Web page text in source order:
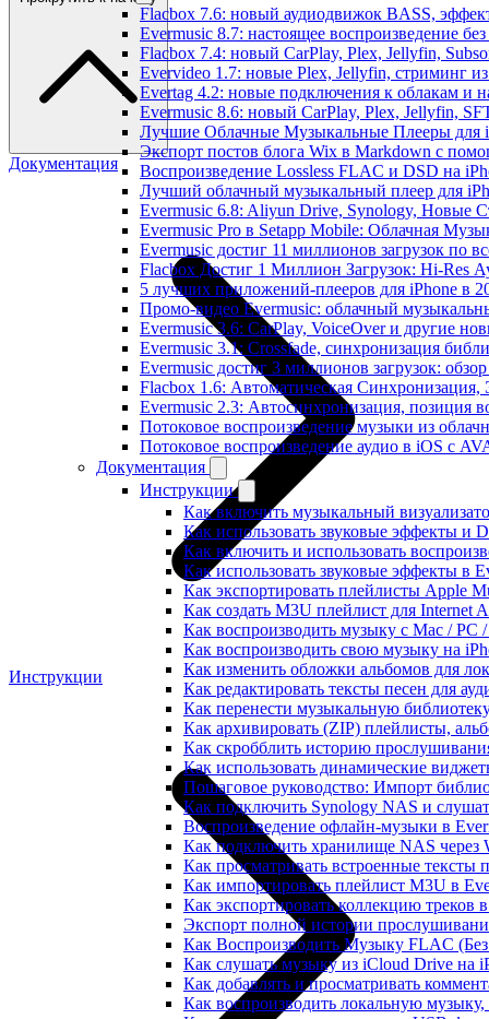
Flacbox 7.6: новый аудиодвижок BASS,
Evermusic 8.7: настоящее воспроизведение
Flacbox 7.4: новый CarPlay, Plex, Jellyfin,
Evervideo 1.7: новые Plex, Jellyfin, стриминг
Evertag 4.2: новые подключения к облакам и
Evermusic 8.6: новый CarPlay, Plex, Jellyfin,
Лучшие Облачные Музыкальные Плееры для
Экспорт постов блога Wix в Markdown с
Воспроизведение Lossless FLAC и DSD на
Лучший облачный музыкальный плеер для
Evermusic 6.8: Aliyun Drive, Synology, Новые
Evermusic Pro в Setapp Mobile: Облачная
Evermusic достиг 11 миллионов загрузок по
Flacbox Достиг 1 Миллион Загрузок: Hi-Res
5 лучших приложений-плееров для iPhone в
Промо-видео Evermusic: облачный
Evermusic 3.6: CarPlay, VoiceOver и другие
Evermusic 3.1: Crossfade, синхронизация
Evermusic достиг 3 миллионов загрузок:
Flacbox 1.6: Автоматическая
Evermusic 2.3: Автосинхронизация, позиция
Потоковое воспроизведение музыки из
Потоковое воспроизведение аудио в iOS с
Документация
Инструкции
Как включить музыкальный
Как использовать звуковые эффекты и
Как включить и использовать
Как использовать звуковые эффекты в
Как экспортировать плейлисты Apple
Как создать M3U плейлист для Internet
Как воспроизводить музыку с Mac /
Как воспроизводить свою музыку на
Как изменить обложки альбомов для
Как редактировать тексты песен для
Как перенести музыкальную
Как архивировать (ZIP) плейлисты,
Как скробблить историю
Как использовать динамические
Пошаговое руководство: Импорт
Как подключить Synology NAS и
Воспроизведение офлайн-музыки в
Как подключить хранилище NAS через
Как просматривать встроенные
Как импортировать плейлист M3U в
Как экспортировать коллекцию
Экспорт полной истории
Как Воспроизводить Музыку FLAC
Как слушать музыку из iCloud Drive на
Как добавлять и просматривать
Как воспроизводить локальную
Документация
Инструкции